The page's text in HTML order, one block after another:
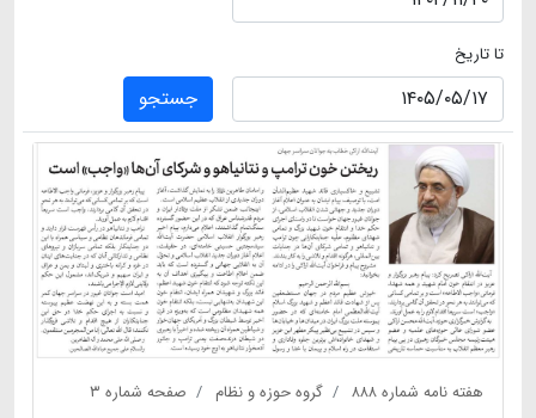
تا تاریخ
جستجو
هفته نامه شماره ۸۸۸ گروه حوزه و نظام صفحه شماره ۳